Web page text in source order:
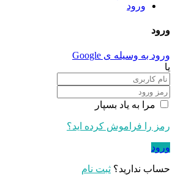
ورود
ورود
ورود به وسیله ی Google
یا
مرا به یاد بسپار
رمز را فراموش کرده اید؟
ورود
حساب ندارید؟ ثبت نام